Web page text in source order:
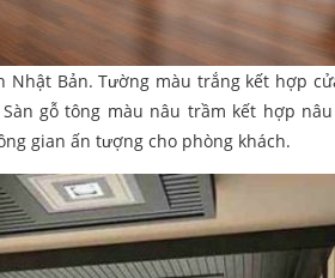
Nhật Bản. Tường màu trắng kết hợp
gỗ tông màu nâu trầm kết hợp
gian ấn tượng cho phòng khách.